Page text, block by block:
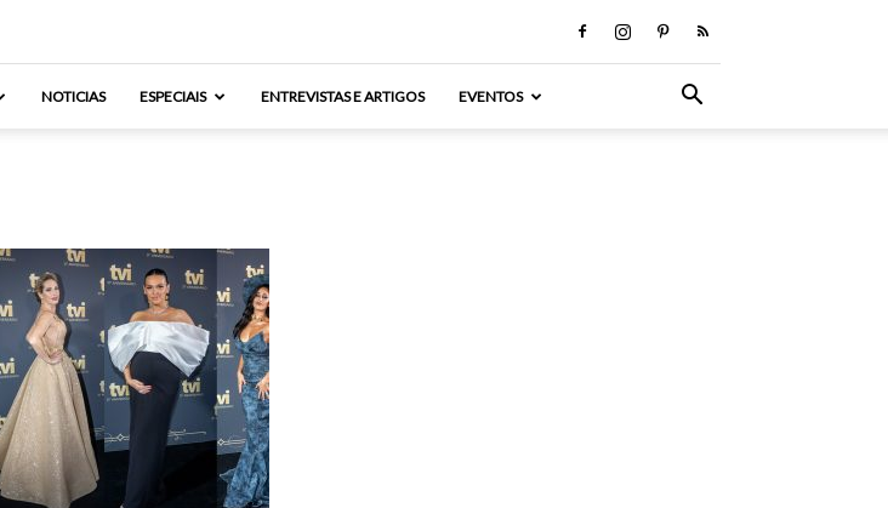
NOTICIAS ESPECIAIS ENTREVISTAS E ARTIGOS EVENTOS